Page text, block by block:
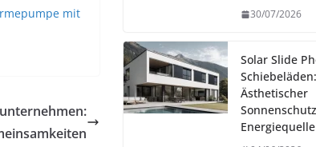
mit
30/07/2026
Solar Slide
Schiebeläden:
Ästhetischer
Energiequelle